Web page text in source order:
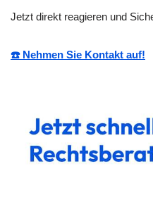
Jetzt direkt reagieren und
☎️ Nehmen Sie Kontakt auf!